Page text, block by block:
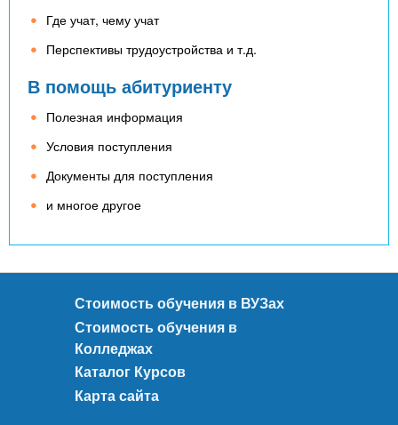
Где учат, чему учат
Перспективы трудоустройства и т.д.
В помощь абитуриенту
Полезная информация
Условия поступления
Документы для поступления
и многое другое
Стоимость обучения в ВУЗах
Стоимость обучения в
Колледжах
Каталог Курсов
Карта сайта